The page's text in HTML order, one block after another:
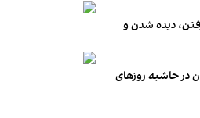
دیده شدن و
در حاشیه روزهای